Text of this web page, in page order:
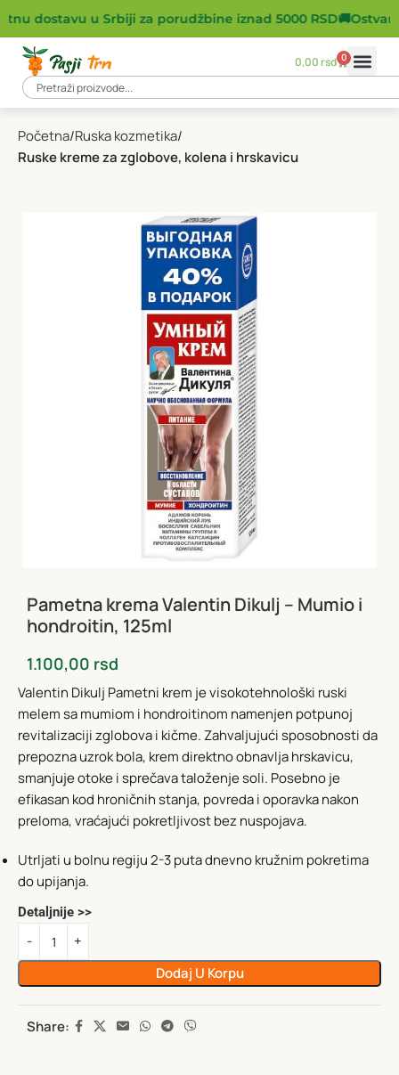
dostavu u Srbiji za porudžbine iznad 5000 RSD🚚
0,00rsd 0
Početna Ruska kozmetika
Ruske kreme za zglobove, kolena i hrskavicu
Pametna krema Valentin Dikulj – Mumio i
hondroitin, 125ml
1.100,00 rsd
Valentin Dikulj Pametni krem je visokotehnološki ruski
melem sa mumiom i hondroitinom namenjen potpunoj
revitalizaciji zglobova i kičme. Zahvaljujući sposobnosti da
prepozna uzrok bola, krem direktno obnavlja hrskavicu,
smanjuje otoke i sprečava taloženje soli. Posebno je
efikasan kod hroničnih stanja, povreda i oporavka nakon
preloma, vraćajući pokretljivost bez nuspojava.
Utrljati u bolnu regiju 2-3 puta dnevno kružnim pokretima
do upijanja.
Detaljnije >>
Dodaj U Korpu
Share: